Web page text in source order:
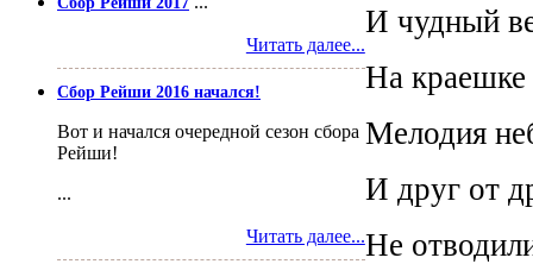
И чудный
На краешке
Мелодия
И друг от
Не
Читать далее...
Сбор Рейши 2016 начался!
Вот и начался очередной сезон сбора
Рейши!
...
Читать далее...